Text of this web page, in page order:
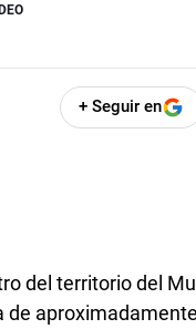
+ Seguir en
del territorio del
de